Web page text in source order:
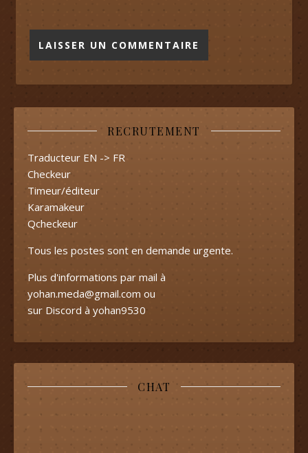
RECRUTEMENT
Traducteur EN -> FR
Checkeur
Timeur/éditeur
Karamakeur
Qcheckeur
Tous les postes sont en demande urgente.
Plus d'informations par mail à
yohan.meda@gmail.com ou
sur Discord à yohan9530
CHAT